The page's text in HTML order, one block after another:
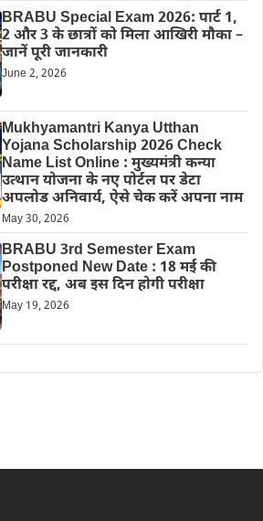
BRABU Special Exam 2026: पार्ट 1,
2 और 3 के छात्रों को मिला आखिरी मौका –
जानें पूरी जानकारी
June 2, 2026
Mukhyamantri Kanya Utthan
Yojana Scholarship 2026 Check
Name List Online : मुख्यमंत्री कन्या
उत्थान योजना के नए पोर्टल पर डेटा
अपलोड अनिवार्य, ऐसे चेक करें अपना नाम
May 30, 2026
BRABU 3rd Semester Exam
Postponed New Date : 18 मई की
परीक्षा रद्द, अब इस दिन होगी परीक्षा
May 19, 2026